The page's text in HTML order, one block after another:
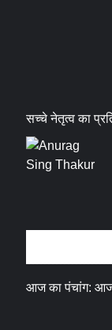
सच्चे नेतृत्व का